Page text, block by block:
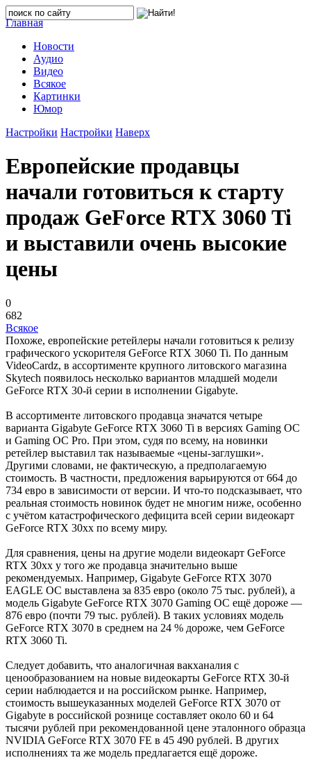
Главная
Новости
Аудио
Видео
Всякое
Картинки
Юмор
Настройки Настройки Наверх
Европейские продавцы
начали готовиться к старту
продаж GeForce RTX 3060 Ti
и выставили очень высокие
цены
0
682
Всякое
Похоже, европейские ретейлеры начали готовиться к релизу
графического ускорителя GeForce RTX 3060 Ti. По данным
VideoCardz, в ассортименте крупного литовского магазина
Skytech появилось несколько вариантов младшей модели
GeForce RTX 30-й серии в исполнении Gigabyte.
В ассортименте литовского продавца значатся четыре
варианта Gigabyte GeForce RTX 3060 Ti в версиях Gaming OC
и Gaming OC Pro. При этом, судя по всему, на новинки
ретейлер выставил так называемые «цены-заглушки».
Другими словами, не фактическую, а предполагаемую
стоимость. В частности, предложения варьируются от 664 до
734 евро в зависимости от версии. И что-то подсказывает, что
реальная стоимость новинок будет не многим ниже, особенно
с учётом катастрофического дефицита всей серии видеокарт
GeForce RTX 30xx по всему миру.
Для сравнения, цены на другие модели видеокарт GeForce
RTX 30xx у того же продавца значительно выше
рекомендуемых. Например, Gigabyte GeForce RTX 3070
EAGLE OC выставлена за 835 евро (около 75 тыс. рублей), а
модель Gigabyte GeForce RTX 3070 Gaming OC ещё дороже —
876 евро (почти 79 тыс. рублей). В таких условиях модель
GeForce RTX 3070 в среднем на 24 % дороже, чем GeForce
RTX 3060 Ti.
Следует добавить, что аналогичная вакханалия с
ценообразованием на новые видеокарты GeForce RTX 30-й
серии наблюдается и на российском рынке. Например,
стоимость вышеуказанных моделей GeForce RTX 3070 от
Gigabyte в российской рознице составляет около 60 и 64
тысячи рублей при рекомендованной цене эталонного образца
NVIDIA GeForce RTX 3070 FE в 45 490 рублей. В других
исполнениях та же модель предлагается ещё дороже.